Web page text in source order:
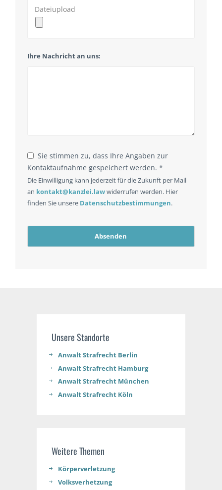
Dateiupload
Ihre Nachricht an uns:
Sie stimmen zu, dass Ihre Angaben zur
Kontaktaufnahme gespeichert werden. *
Die Einwilligung kann jederzeit für die Zukunft per Mail
an kontakt@kanzlei.lawwiderrufen werden. Hier
finden Sie unsere Datenschutzbestimmungen.
Absenden
Unsere Standorte
Anwalt Strafrecht Berlin
Anwalt Strafrecht Hamburg
Anwalt Strafrecht München
Anwalt Strafrecht Köln
Weitere Themen
Körperverletzung
Volksverhetzung